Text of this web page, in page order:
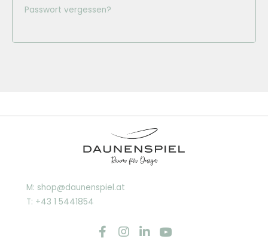
Passwort vergessen?
M: shop@daunenspiel.at
T: +43 1 5441854